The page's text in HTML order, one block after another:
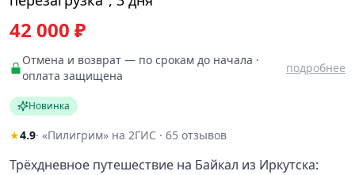
42 000 ₽
Отмена и возврат — по срокам до начала ·
оплата защищена
подробнее
Новинка
★4.9· «Пилигрим» на 2ГИС · 65 отзывов
Трёхдневное путешествие на Байкал из Иркутска: